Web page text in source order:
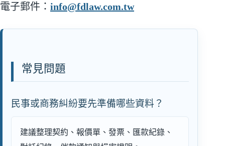
電子郵件： info@fdlaw.com.tw
常見問題
民事或商務糾紛要先準備哪些資料？
建議整理契約、報價單、發票、匯款紀錄、